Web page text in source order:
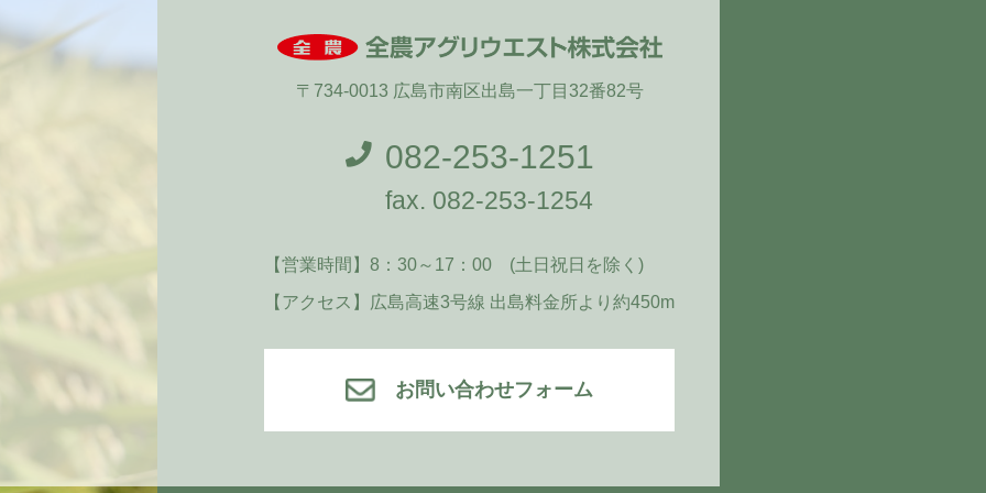
〒734-0013 広島市南区出島一丁目32番82号
082-253-1251
fax. 082-253-1254
【営業時間】 8：30～17：00
(土日祝日を除く)
【アクセス】
広島高速3号線 出島料金所より 約450m
お問い合わせフォーム